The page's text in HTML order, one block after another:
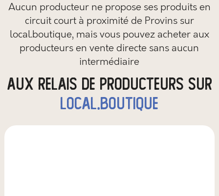
Aucun producteur ne propose ses produits en
circuit court à proximité de Provins sur
local.boutique, mais vous pouvez acheter aux
producteurs en vente directe sans aucun
intermédiaire
aux relais de producteurs sur
local.boutique